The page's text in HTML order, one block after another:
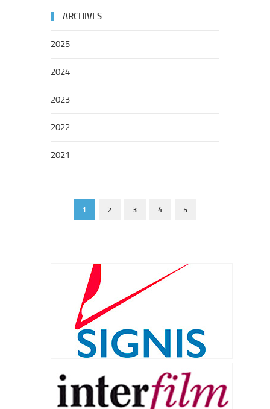
ARCHIVES
2025
2024
2023
2022
2021
1 2 3 4 5